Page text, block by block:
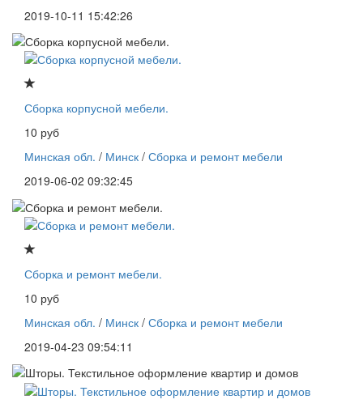
2019-10-11 15:42:26
Сборка корпусной мебели.
10 руб
Минская обл. / Минск / Сборка и ремонт мебели
2019-06-02 09:32:45
Сборка и ремонт мебели.
10 руб
Минская обл. / Минск / Сборка и ремонт мебели
2019-04-23 09:54:11